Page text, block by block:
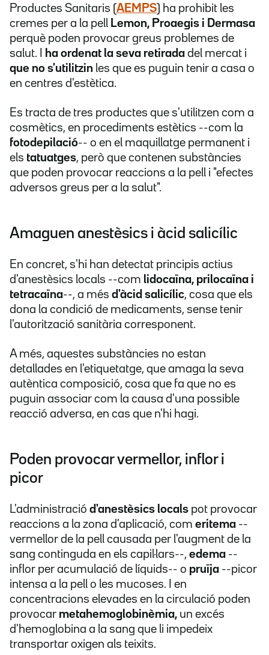
Productes Sanitaris (AEMPS) ha prohibit les
cremes per a la pell Lemon, Proaegis i Dermasa
perquè poden provocar greus problemes de
salut. I
ha ordenat la seva retirada del mercat i
que no s'utilitzin les que es puguin tenir a casa o
en centres d'estètica.
Es tracta de tres productes que s'utilitzen com a
cosmètics, en procediments estètics --com la
fotodepilació-- o en el maquillatge permanent i
els tatuatges, però que contenen substàncies
que poden provocar reaccions a la pell i "efectes
adversos greus per a la salut".
Amaguen anestèsics i àcid salicílic
En concret, s'hi han detectat principis actius
d'anestèsics locals --com lidocaïna, prilocaïna i
tetracaïna--, a més d'àcid salicílic, cosa que els
dona la condició de medicaments, sense tenir
l'autorització sanitària corresponent.
A més, aquestes substàncies no estan
detallades en l'etiquetatge, que amaga la seva
autèntica composició, cosa que fa que no es
puguin associar com la causa d'una possible
reacció adversa, en cas que n'hi hagi.
Poden provocar vermellor, inflor i
picor
L'administració d'anestèsics locals pot provocar
reaccions a la zona d'aplicació, com eritema --
vermellor de la pell causada per l'augment de la
sang continguda en els capil·lars--, edema --
inflor per acumulació de líquids-- o pruïja --picor
intensa a la pell o les mucoses. I en
concentracions elevades en la circulació poden
provocar metahemoglobinèmia, un excés
d'hemoglobina a la sang que li impedeix
transportar oxigen als teixits.